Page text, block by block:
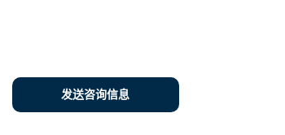
发送咨询信息